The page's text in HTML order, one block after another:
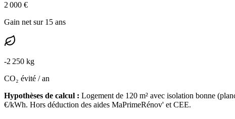
2 000 €
Gain net sur 15 ans
-2 250 kg
CO₂ évité / an
Hypothèses de calcul : Logement de 120 m² avec isolation bonne (
€/kWh. Hors déduction des aides MaPrimeRénov' et CEE.